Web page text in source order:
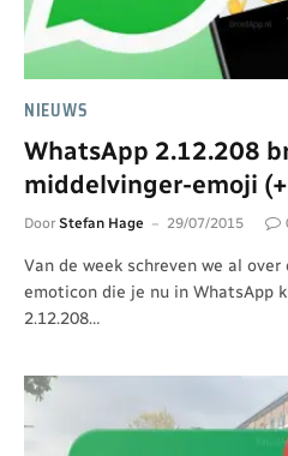
NIEUWS
WhatsApp 2.12.208
middelvinger-emoji (+
Door Stefan Hage 29/07/2015
Van de week schreven we al
emoticon die je nu in WhatsApp
2.12.208…